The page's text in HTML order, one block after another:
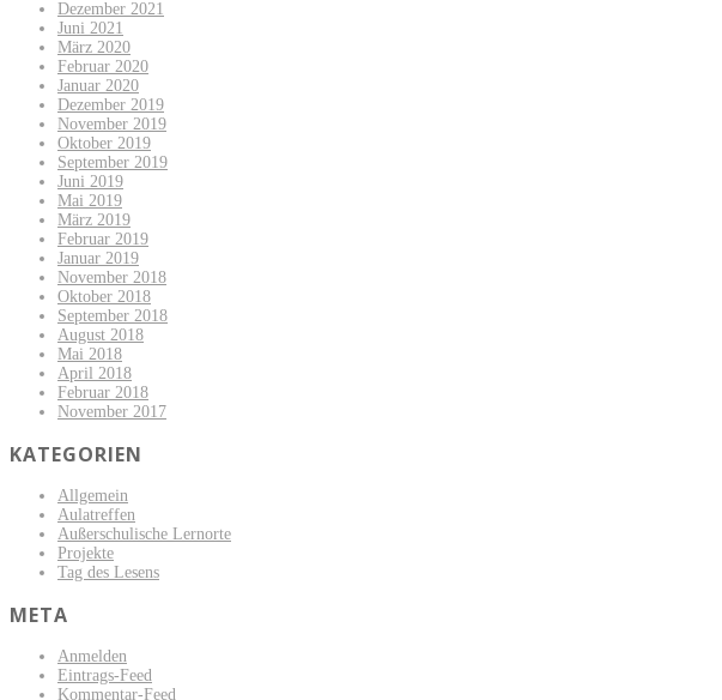
Dezember 2021
Juni 2021
März 2020
Februar 2020
Januar 2020
Dezember 2019
November 2019
Oktober 2019
September 2019
Juni 2019
Mai 2019
März 2019
Februar 2019
Januar 2019
November 2018
Oktober 2018
September 2018
August 2018
Mai 2018
April 2018
Februar 2018
November 2017
KATEGORIEN
Allgemein
Aulatreffen
Außerschulische Lernorte
Projekte
Tag des Lesens
META
Anmelden
Eintrags-Feed
Kommentar-Feed